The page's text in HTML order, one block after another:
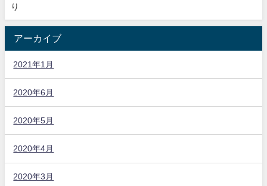
り
アーカイブ
2021年1月
2020年6月
2020年5月
2020年4月
2020年3月